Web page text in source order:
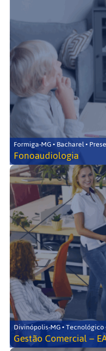
Formiga-MG • Bacharel •
Fonoaudiologia
Divinópolis-MG • Tecnológico
Gestão Comercial –